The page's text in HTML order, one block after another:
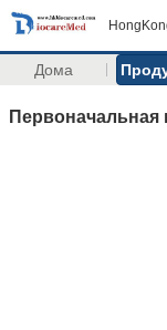
Дома
Первоначальная